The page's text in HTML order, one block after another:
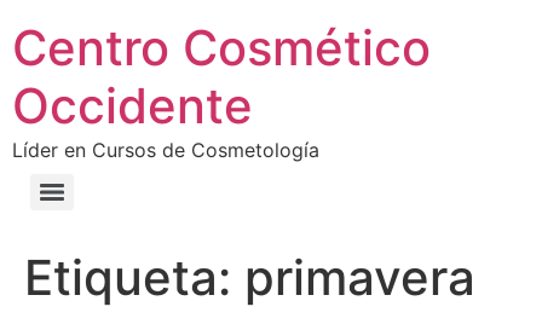
Centro Cosmético
Occidente
Líder en Cursos de Cosmetología
Etiqueta: primavera